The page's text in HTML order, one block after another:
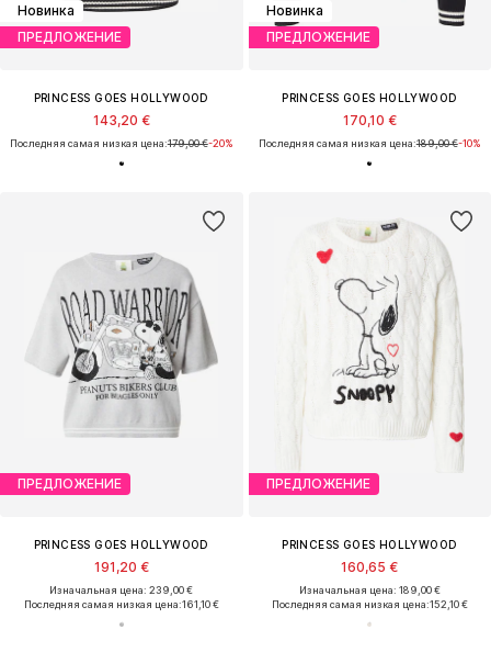
Новинка
ПРЕДЛОЖЕНИЕ
PRINCESS GOES HOLLYWOOD
143,20 €
Последняя самая низкая цена:179,00 €-20%
Новинка
ПРЕДЛОЖЕНИЕ
PRINCESS GOES HOLLYWOOD
170,10 €
Последняя самая низкая цена:189,00 €-10%
ПРЕДЛОЖЕНИЕ
PRINCESS GOES HOLLYWOOD
191,20 €
Изначальная цена: 239,00 €
Последняя самая низкая цена:161,10 €
ПРЕДЛОЖЕНИЕ
PRINCESS GOES HOLLYWOOD
160,65 €
Изначальная цена: 189,00 €
Последняя самая низкая цена:152,10 €